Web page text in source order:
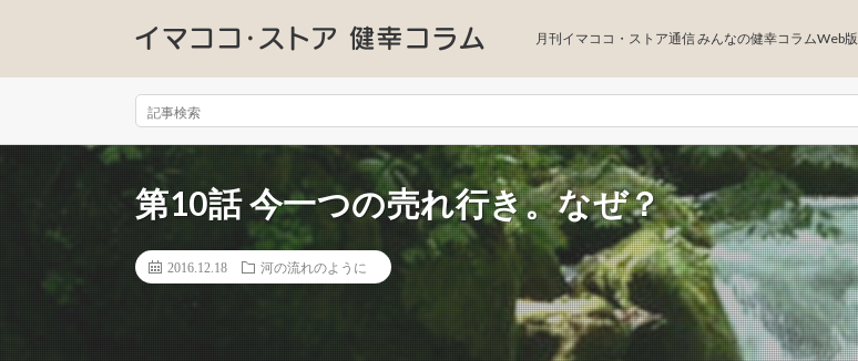
月刊イマココ・ストア通信 みんなの健幸コラムWeb版
第10話 今一つの売れ行き。なぜ？
2016.12.18 河の流れのように